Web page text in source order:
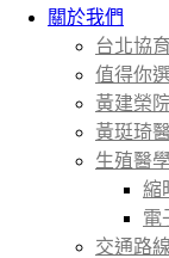
關於我們
台北協
值得你
黃建榮
黃珽琦
生殖醫
縮
電
交通路線